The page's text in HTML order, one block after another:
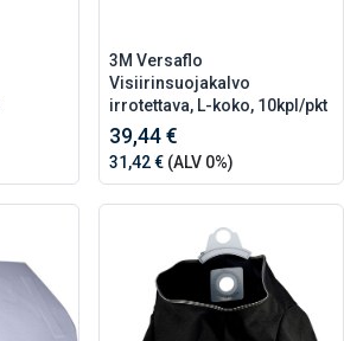
3M Versaflo
Visiirinsuojakalvo
irrotettava, L-koko, 10kpl/pkt
39,44 €
31,42 € (ALV 0%)